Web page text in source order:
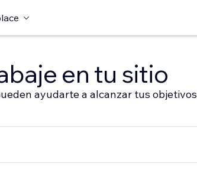
en tu sitio
ayudarte a alcanzar tus objetivos